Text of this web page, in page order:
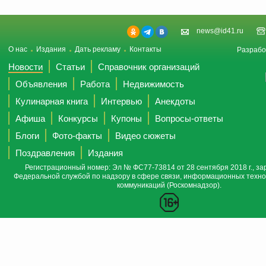
news@id41.ru
О нас Издания Дать рекламу Контакты
Новости Статьи
Справочник организаций
Объявления
Работа
Недвижимость
Кулинарная книга
Интервью
Анекдоты
Афиша
Конкурсы Купоны
Вопросы-ответы
Блоги
Фото-факты
Видео сюжеты
Поздравления
Издания
Регистрационный номер: Эл № ФС77-73814 от 28 сентября 2018 г.,
Федеральной службой по надзору в сфере связи, информационных
коммуникаций (Роскомнадзор).